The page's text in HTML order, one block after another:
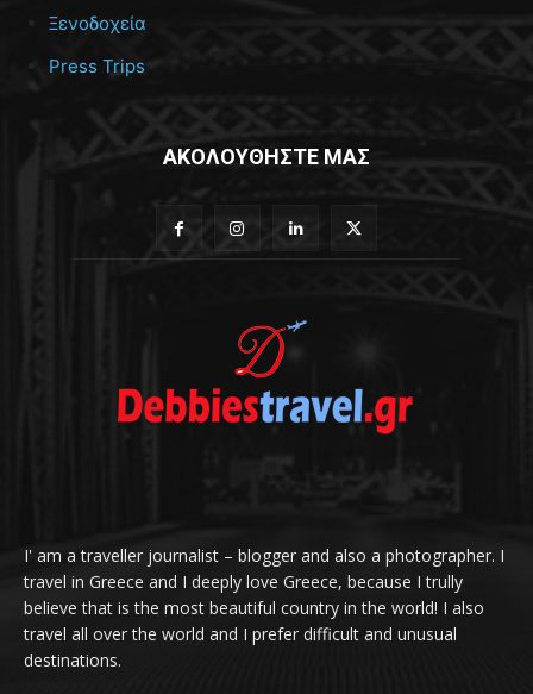
Ξενοδοχεία
Press Trips
ΑΚΟΛΟΥΘΗΣΤΕ ΜΑΣ
I' am a traveller journalist – blogger and also a photographer. I
travel in Greece and I deeply love Greece, because I trully
believe that is the most beautiful country in the world! I also
travel all over the world and I prefer difficult and unusual
destinations.